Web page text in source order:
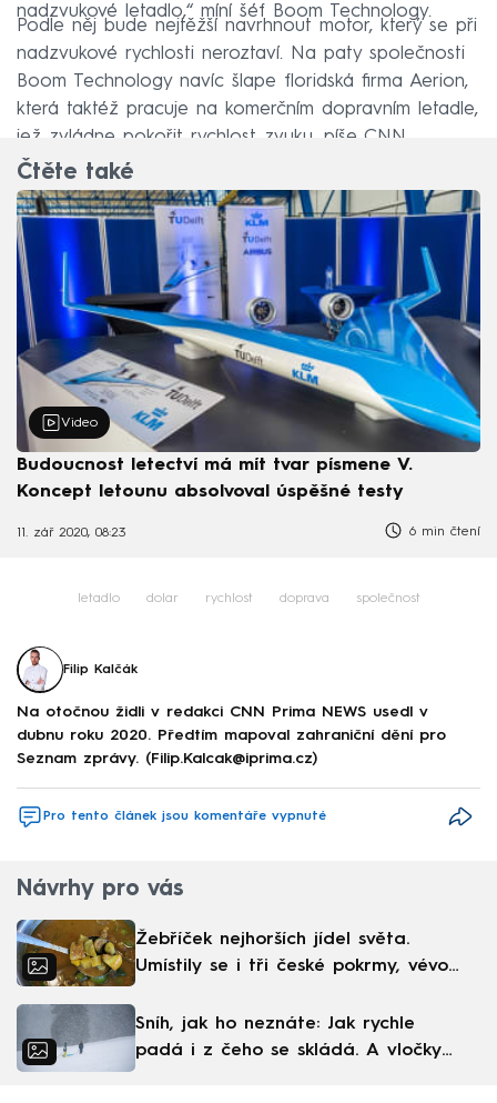
nadzvukové letadlo,“ míní šéf Boom Technology.
Podle něj bude nejtěžší navrhnout motor, který se při
nadzvukové rychlosti neroztaví. Na paty společnosti
Boom Technology navíc šlape floridská firma Aerion,
která taktéž pracuje na komerčním dopravním letadle,
jež zvládne pokořit rychlost zvuku, píše CNN.
Čtěte také
Video
Budoucnost letectví má mít tvar písmene V.
Koncept letounu absolvoval úspěšné testy
11. zář 2020, 08:23 6 min čtení
letadlo dolar rychlost doprava společnost
Filip Kalčák
Na otočnou židli v redakci CNN Prima NEWS usedl v
dubnu roku 2020. Předtím mapoval zahraniční dění pro
Seznam zprávy. (Filip.Kalcak@iprima.cz)
Pro tento článek jsou komentáře vypnuté
Návrhy pro vás
Žebříček nejhorších jídel světa.
Umístily se i tři české pokrmy, vévodí
Sníh, jak ho neznáte: Jak rychle
padá i z čeho se skládá. A vločky